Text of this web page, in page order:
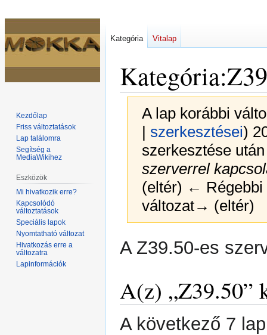
Kategória:
A lap korábbi
| szerkesztései)
szerkesztése
szerverrel
(eltér) ← Régebbi
változat→ (eltér)
a
a
A Z39.50-es
A(z) „Z39.50”
A következő 7
Kategória Vitalap
Kezdőlap
Friss változtatások
Lap találomra
Segítség a
MediaWikihez
Eszközök
Mi hivatkozik erre?
Kapcsolódó
változtatások
Speciális lapok
Nyomtatható változat
Hivatkozás erre a
változatra
Lapinformációk